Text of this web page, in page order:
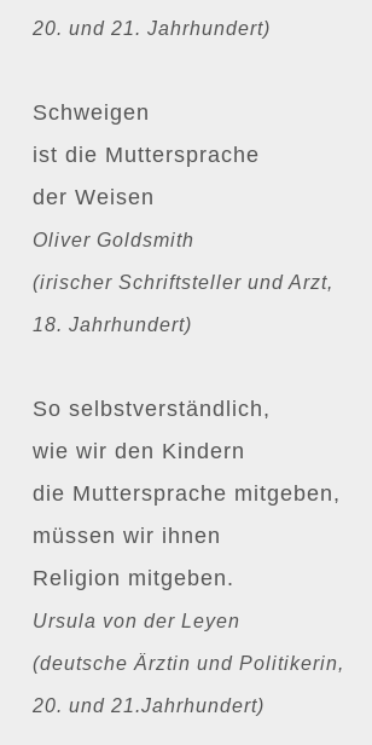
20. und 21. Jahrhundert)
Schweigen
ist die Muttersprache
der Weisen
Oliver Goldsmith
(irischer Schriftsteller und Arzt,
18. Jahrhundert)
So selbstverständlich,
wie wir den Kindern
die Muttersprache mitgeben,
müssen wir ihnen
Religion mitgeben.
Ursula von der Leyen
(deutsche Ärztin und Politikerin,
20. und 21.Jahrhundert)